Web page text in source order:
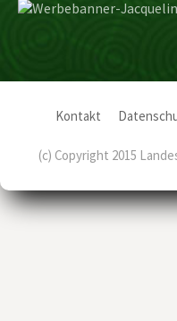
Kontakt
(c) Copyright 2015